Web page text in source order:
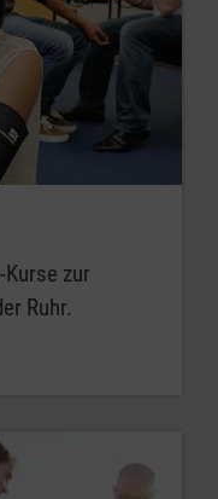
zur
Ruhr.